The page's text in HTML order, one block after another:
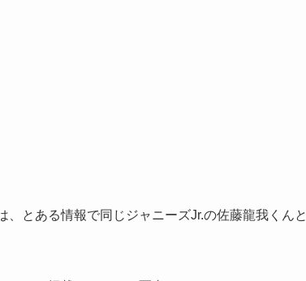
とある情報で同じジャニーズJr.の佐藤龍我くん